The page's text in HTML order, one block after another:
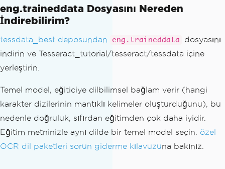
eng.traineddata Dosyasını Nereden
İndirebilirim?
tessdata_best deposundan eng.traineddata
dosyasını
indirin ve Tesseract_tutorial/tesseract/tessdata içine
yerleştirin.
Temel model, eğiticiye dilbilimsel bağlam verir (hangi
karakter dizilerinin mantıklı kelimeler oluşturduğunu), bu
nedenle doğruluk, sıfırdan eğitimden çok daha iyidir.
Eğitim metninizle aynı dilde bir temel model seçin. özel
OCR dil paketleri sorun giderme kılavuzuna bakınız.